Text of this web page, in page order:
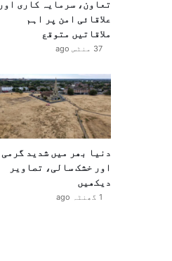
تعاون، سرمایہ کاری اور
علاقائی امن پر اہم
ملاقاتیں متوقع
37 منٹس ago
دنیا بھر میں شدید گرمی
اور خشک سالی، تصاویر
دیکھیں
1 گھنٹہ ago